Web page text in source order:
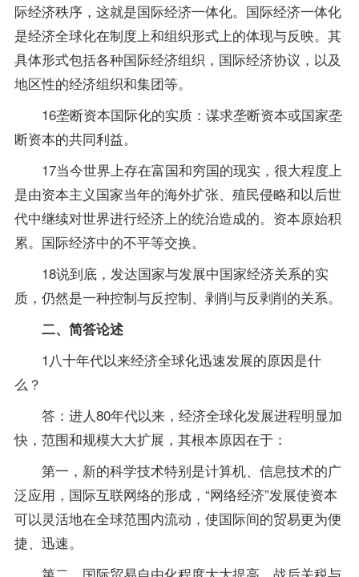
际经济秩序，这就是国际经济一体化。国际经济一体化
是经济全球化在制度上和组织形式上的体现与反映。其
具体形式包括各种国际经济组织，国际经济协议，以及
地区性的经济组织和集团等。
16垄断资本国际化的实质：谋求垄断资本或国家垄
断资本的共同利益。
17当今世界上存在富国和穷国的现实，很大程度上
是由资本主义国家当年的海外扩张、殖民侵略和以后世
代中继续对世界进行经济上的统治造成的。资本原始积
累。国际经济中的不平等交换。
18说到底，发达国家与发展中国家经济关系的实
质，仍然是一种控制与反控制、剥削与反剥削的关系。
二、简答论述
1八十年代以来经济全球化迅速发展的原因是什
么？
答：进人80年代以来，经济全球化发展进程明显加
快，范围和规模大大扩展，其根本原因在于：
第一，新的科学技术特别是计算机、信息技术的广
泛应用，国际互联网络的形成，“网络经济”发展使资本
可以灵活地在全球范围内流动，使国际间的贸易更为便
捷、迅速。